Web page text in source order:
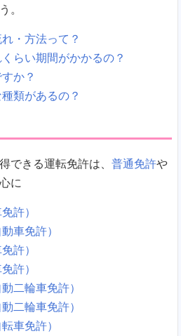
。
・方法って？
らい期間がかかるの？
か？
類があるの？
できる運転免許は、 普通免許や
に
許）
車免許）
許）
許）
二輪車免許）
二輪車免許）
車免許）